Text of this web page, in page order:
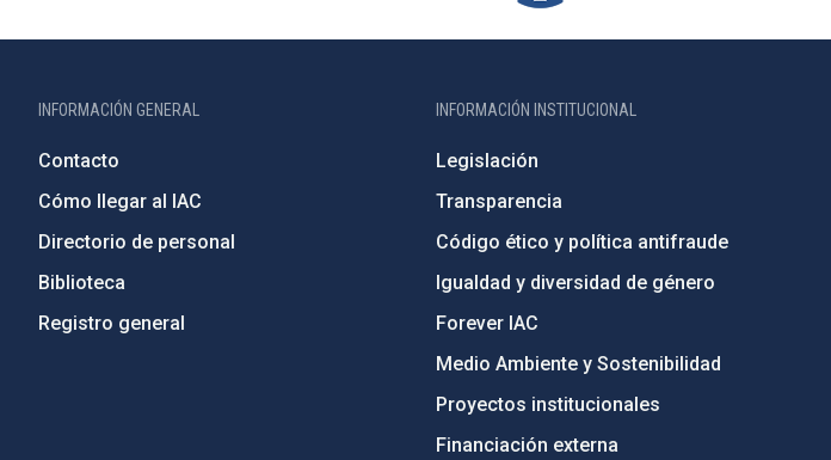
INFORMACIÓN GENERAL
Contacto
Cómo llegar al IAC
Directorio de personal
Biblioteca
Registro general
INFORMACIÓN INSTITUCIONAL
Legislación
Transparencia
Código ético y política antifraude
Igualdad y diversidad de género
Forever IAC
Medio Ambiente y Sostenibilidad
Proyectos institucionales
Financiación externa